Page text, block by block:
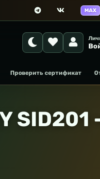
MAX
Проверить сертификат
SID201